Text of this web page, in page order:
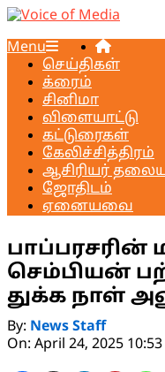
Skip
content
of
Media
Primary
Navigation
Menu
Menu
செய்திகள்
க்ரைம்
சினிமா
விளையாட்டு
கட்டுரைகள்
கேலிச்சித்திரம்
ஆசிரியர்
ஜோதிடம்
ஏனையவை
பாப்பரசரின்
செம்பியன்
துக்க நாள்
By: News Staff
On: April 24, 2025